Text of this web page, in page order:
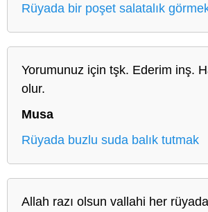
Rüyada bir poşet salatalık
Yorumunuz için tşk. Ederim inş.
olur.
Musa
Rüyada buzlu suda balık tutmak
Allah razı olsun vallahi her rüyada